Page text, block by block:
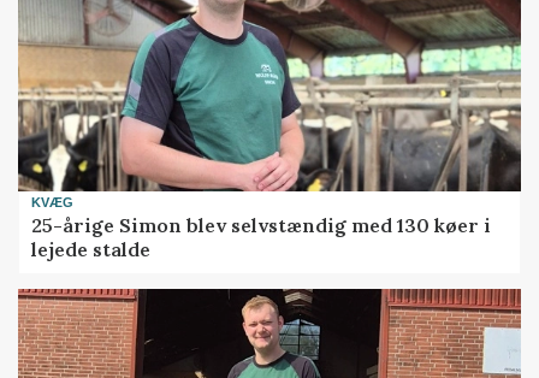
KVÆG
25-årige Simon blev selvstændig med 130 køer i
lejede stalde